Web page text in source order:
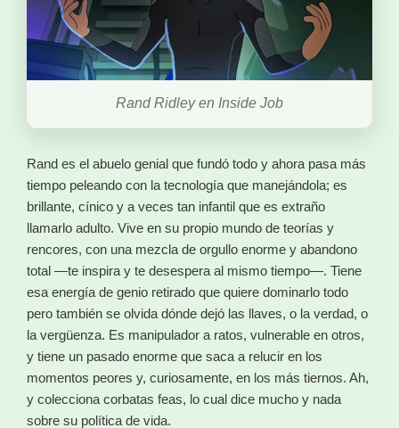
Rand Ridley en Inside Job
Rand es el abuelo genial que fundó todo y ahora pasa más
tiempo peleando con la tecnología que manejándola; es
brillante, cínico y a veces tan infantil que es extraño
llamarlo adulto. Vive en su propio mundo de teorías y
rencores, con una mezcla de orgullo enorme y abandono
total —te inspira y te desespera al mismo tiempo—. Tiene
esa energía de genio retirado que quiere dominarlo todo
pero también se olvida dónde dejó las llaves, o la verdad, o
la vergüenza. Es manipulador a ratos, vulnerable en otros,
y tiene un pasado enorme que saca a relucir en los
momentos peores y, curiosamente, en los más tiernos. Ah,
y colecciona corbatas feas, lo cual dice mucho y nada
sobre su política de vida.